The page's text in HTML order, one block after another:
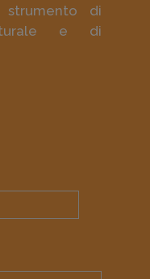
strumento di
e di